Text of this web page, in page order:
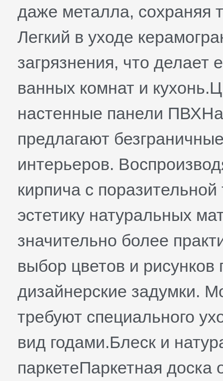
даже металла, сохраняя
Легкий в уходе
загрязнения, что
ванных комнат и
настенные панели
предлагают
интерьеров.
кирпича с
эстетику натуральных
значительно более
выбор цветов и
дизайнерские задумки.
требуют специального
вид годами.Блеск и
паркетеПаркетная доска